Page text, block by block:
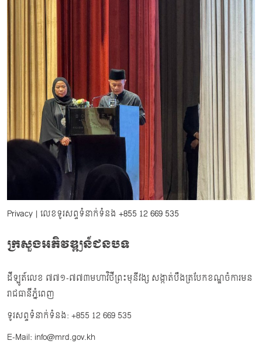
Privacy | លេខទូរសព្ទទំនាក់ទំនង +855 12 669 535
ក្រសួងអភិវឌ្ឍន៍ជនបទ
ដីឡូត៍លេខ ៧៧១-៧៧៣មហាវិថីព្រះមុនីវង្ស សង្កាត់បឹងត្របែកខណ្ឌចំការមន
រាជធានីភ្នំពេញ
ទូរសព្ទទំនាក់ទំនង: +855 12 669 535
E-Mail: info@mrd.gov.kh